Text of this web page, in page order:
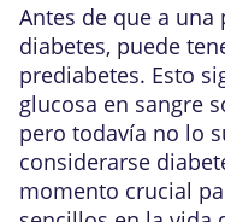
Antes de que a
diabetes, puede
prediabetes. Esto
glucosa en sangre
pero todavía no lo
considerarse
momento crucial